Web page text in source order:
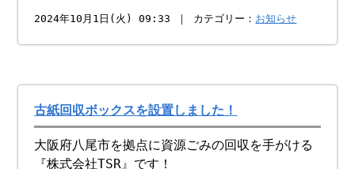
2024年10月1日(火) 09:33 ｜ カテゴリー： お知らせ
古紙回収ボックスを設置しました！
大阪府八尾市を拠点に資源ごみの回収を手がける
『株式会社TSR』です！